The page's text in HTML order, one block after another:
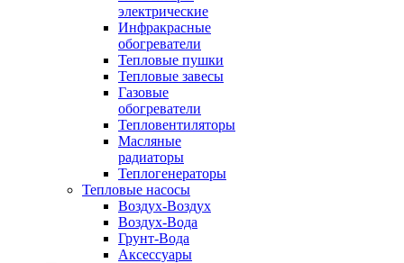
электрические
Инфракрасные
обогреватели
Тепловые пушки
Тепловые завесы
Газовые
обогреватели
Тепловентиляторы
Масляные
радиаторы
Теплогенераторы
Тепловые насосы
Воздух-Воздух
Воздух-Вода
Грунт-Вода
Аксессуары